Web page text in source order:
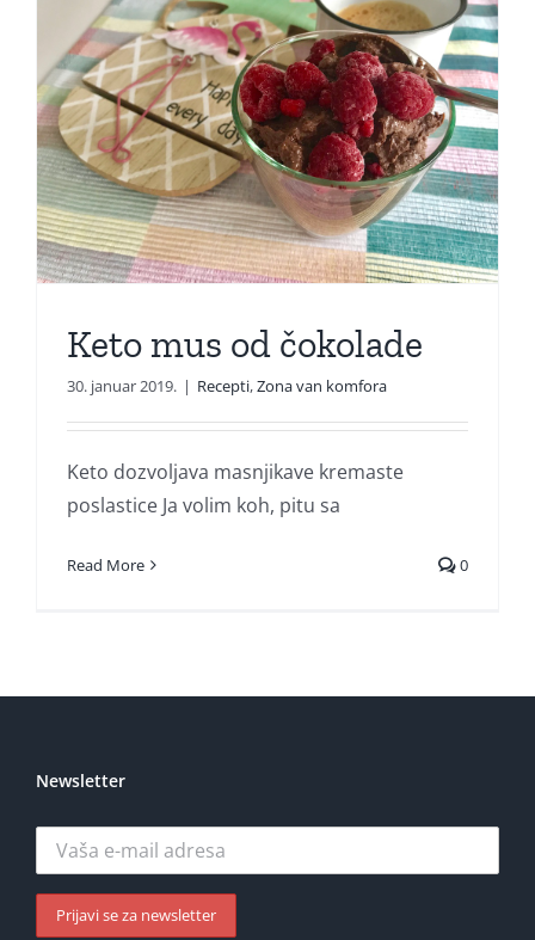
Keto mus od čokolade
30. januar 2019. | Recepti,Zona van komfora
Keto dozvoljava masnjikave kremaste
poslastice Ja volim koh, pitu sa
Read More 0
Newsletter